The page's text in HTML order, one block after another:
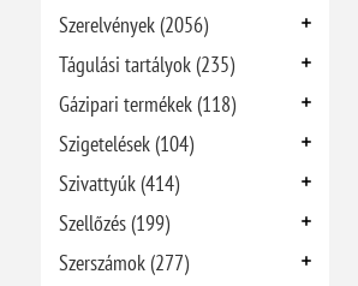
Szerelvények (2056)
Tágulási tartályok (235)
Gázipari termékek (118)
Szigetelések (104)
Szivattyúk (414)
Szellőzés (199)
Szerszámok (277)